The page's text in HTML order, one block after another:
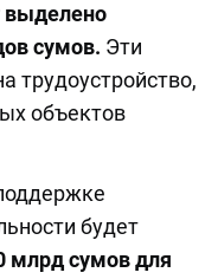
выделено
сумов. Эти
трудоустройство,
объектов
будет
млрд сумов для